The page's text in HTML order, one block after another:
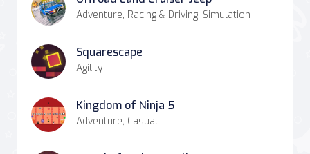
Adventure, Racing & Driving, Simulation
Squarescape
Agility
Kingdom of Ninja 5
Adventure, Casual